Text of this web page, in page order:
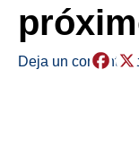
Deja un